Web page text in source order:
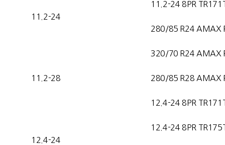
11.2-24
11.2-24 8PR
280/85 R24 AMAX
320/70 R24 AMAX
11.2-28 280/85 R28 AMAX
12.4-24
12.4-24 8PR
12.4-24 8PR